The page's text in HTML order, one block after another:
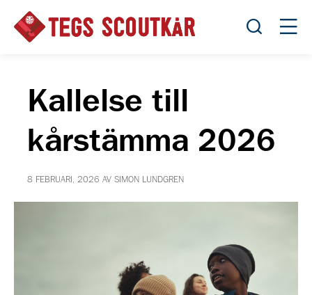
Öppna
Kallelse till
kårstämma 2026
8 FEBRUARI, 2026 AV SIMON LUNDGREN